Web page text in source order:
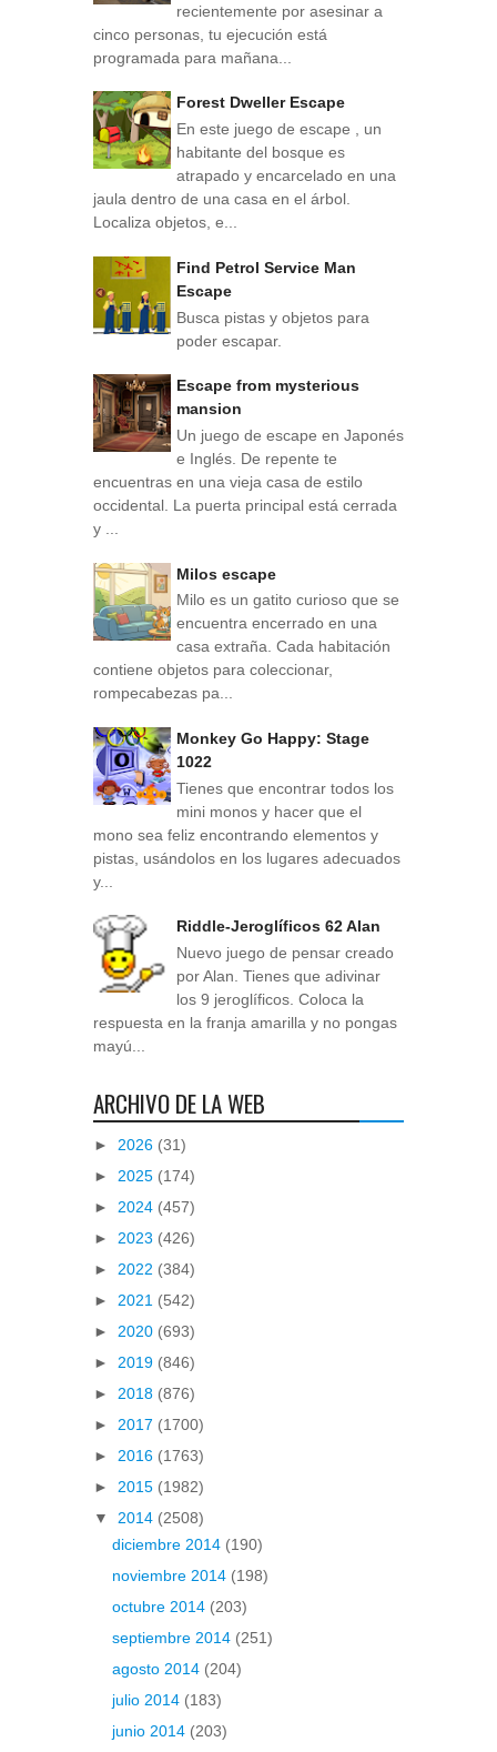
recientemente por asesinar a
cinco personas, tu ejecución está
programada para mañana...
Forest Dweller Escape
En este juego de escape , un
habitante del bosque es
atrapado y encarcelado en una
jaula dentro de una casa en el árbol.
Localiza objetos, e...
Find Petrol Service Man
Escape
Busca pistas y objetos para
poder escapar.
Escape from mysterious
mansion
Un juego de escape en Japonés
e Inglés. De repente te
encuentras en una vieja casa de estilo
occidental. La puerta principal está cerrada
y ...
Milos escape
Milo es un gatito curioso que se
encuentra encerrado en una
casa extraña. Cada habitación
contiene objetos para coleccionar,
rompecabezas pa...
Monkey Go Happy: Stage
1022
Tienes que encontrar todos los
mini monos y hacer que el
mono sea feliz encontrando elementos y
pistas, usándolos en los lugares adecuados
y...
Riddle-Jeroglíficos 62 Alan
Nuevo juego de pensar creado
por Alan. Tienes que adivinar
los 9 jeroglíficos. Coloca la
respuesta en la franja amarilla y no pongas
mayú...
ARCHIVO DE LA WEB
► 2026 (31)
► 2025 (174)
► 2024 (457)
► 2023 (426)
► 2022 (384)
► 2021 (542)
► 2020 (693)
► 2019 (846)
► 2018 (876)
► 2017 (1700)
► 2016 (1763)
► 2015 (1982)
▼ 2014 (2508)
diciembre 2014 (190)
noviembre 2014 (198)
octubre 2014 (203)
septiembre 2014 (251)
agosto 2014 (204)
julio 2014 (183)
junio 2014 (203)